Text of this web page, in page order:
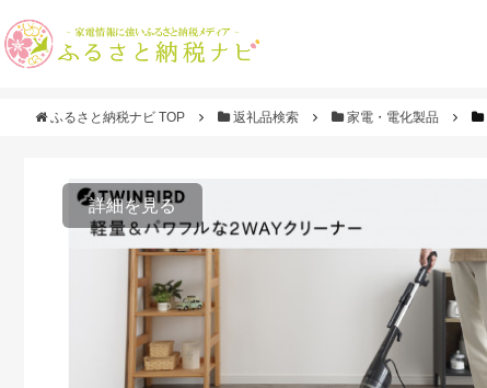
ふるさと納税ナビ TOP 返礼品検索 家電・電化製品
詳細を見る